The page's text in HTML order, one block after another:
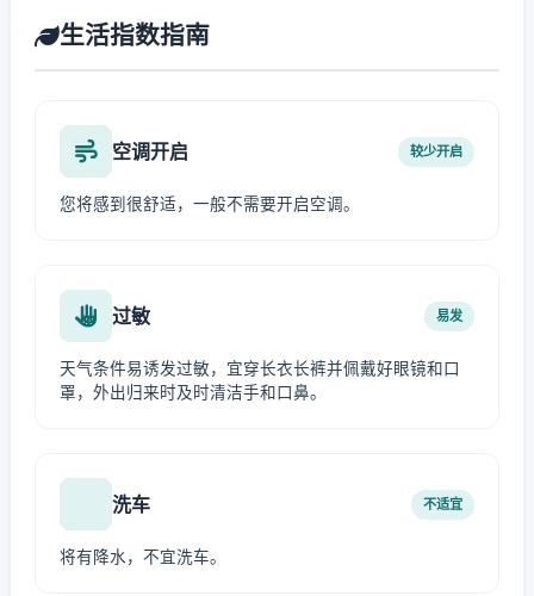
生活指数指南
空调开启 较少开启
您将感到很舒适，一般不需要开启空调。
过敏 易发
天气条件易诱发过敏，宜穿长衣长裤并佩戴好眼镜和口
罩，外出归来时及时清洁手和口鼻。
洗车 不适宜
将有降水，不宜洗车。